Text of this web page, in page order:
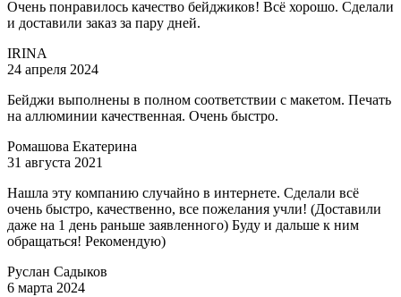
Очень понравилось качество бейджиков! Всё хорошо. Сделали
и доставили заказ за пару дней.
IRINA
24 апреля 2024
Бейджи выполнены в полном соответствии с макетом. Печать
на аллюминии качественная. Очень быстро.
Ромашова Екатерина
31 августа 2021
Нашла эту компанию случайно в интернете. Сделали всё
очень быстро, качественно, все пожелания учли! (Доставили
даже на 1 день раньше заявленного) Буду и дальше к ним
обращаться! Рекомендую)
Руслан Садыков
6 марта 2024